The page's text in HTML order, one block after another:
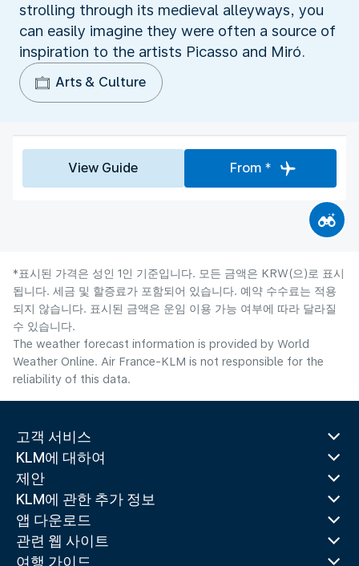
strolling through its medieval alleyways, you
can easily imagine they were often a source of
inspiration to the artists Picasso and Miró.
Arts & Culture
View Guide From *
*표시된 가격은 성인 1인 기준입니다. 모든 금액은 KRW(으)로 표시
됩니다. 세금 및 할증료가 포함되어 있습니다. 예약 수수료는 적용
되지 않습니다. 표시된 금액은 운임 이용 가능 여부에 따라 달라질
수 있습니다.
The weather forecast information is provided by World
Weather Online. Air France-KLM is not responsible for the
reliability of this data.
고객 서비스
KLM에 대하여
제안
KLM에 관한 추가 정보
앱 다운로드
관련 웹 사이트
여행 가이드